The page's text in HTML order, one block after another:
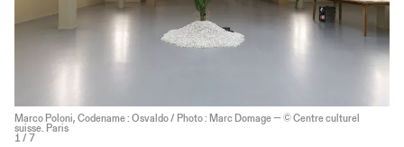
Marco Poloni, Codename : Osvaldo / Photo : Marc Domage — © Centre culturel
suisse. Paris
1 / 7